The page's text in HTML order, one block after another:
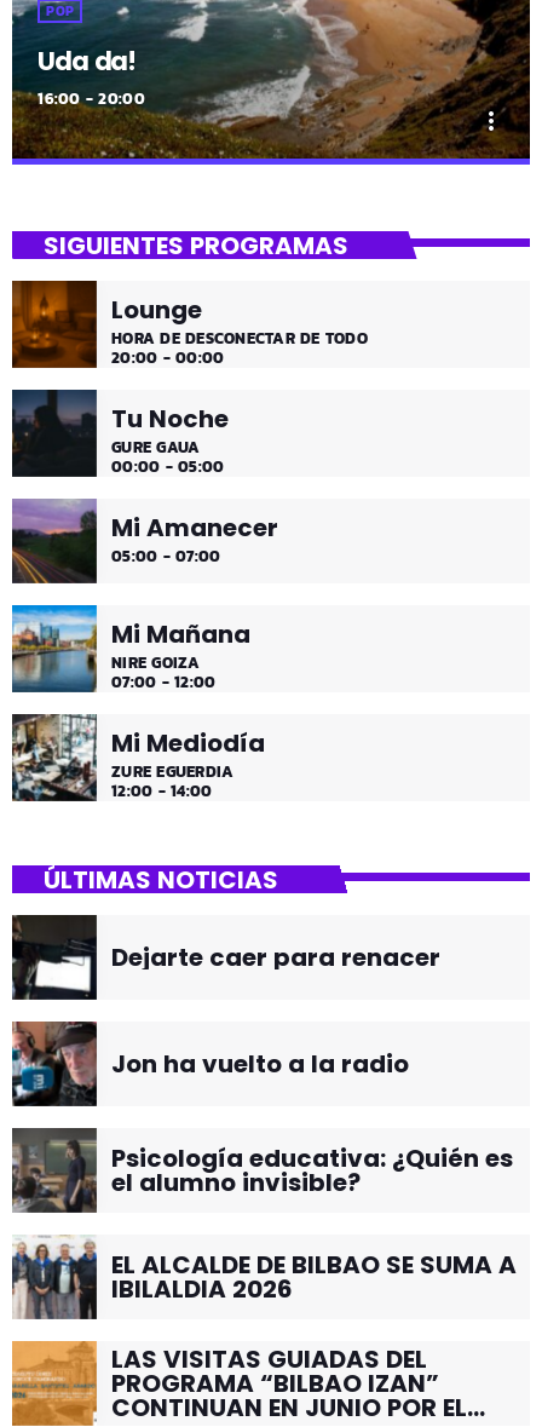
POP
Uda da!
16:00 - 20:00
more_vert
¡Toda la música!
¡Toda la música!
SIGUIENTES PROGRAMAS
Lounge
HORA DE DESCONECTAR DE TODO
20:00 - 00:00
Tu Noche
GURE GAUA
00:00 - 05:00
Mi Amanecer
05:00 - 07:00
Mi Mañana
NIRE GOIZA
07:00 - 12:00
Mi Mediodía
ZURE EGUERDIA
12:00 - 14:00
ÚLTIMAS NOTICIAS
Dejarte caer para renacer
Jon ha vuelto a la radio
Psicología educativa: ¿Quién es
el alumno invisible?
EL ALCALDE DE BILBAO SE SUMA A
IBILALDIA 2026
LAS VISITAS GUIADAS DEL
PROGRAMA “BILBAO IZAN”
CONTINUAN EN JUNIO POR EL